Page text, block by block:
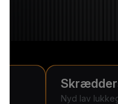
Nyd lav